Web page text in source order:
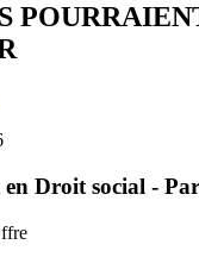
Droit social -